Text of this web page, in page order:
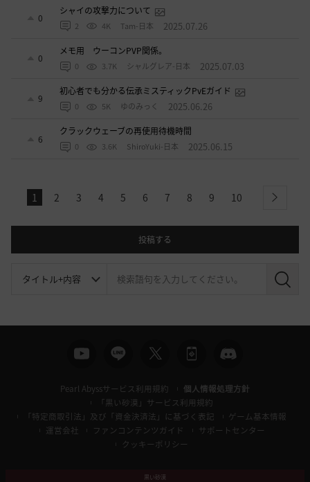
0
シャイの攻撃力について
2 4K Tam-日本 2025.07.26
0
メモ用 ウーコンPVP関係。
0 3.7K シャルグレア-日本 2025.07.03
9
初心者でも分かる伝承ミスティックPvEガイド
0 5K ゆのみっく 2025.06.26
6
クラックウェーブの再使用待機時間
0 3.6K ShiroYuki-日本 2025.06.15
1 2 3 4 5 6 7 8 9 10 next
投稿する
検
Pearl Abyssサービス利用規約
個人情報処理方針
「黒い砂漠」サービス利用規約
「特定商取引法」及び「資金決済法」に基づく表記
ゲーム基本情報
運営会社
ファンコンテンツガイド
サポートセンター
クッキーポリシー
黒い砂漠